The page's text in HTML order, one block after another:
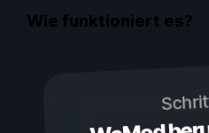
Wie funktioniert es?